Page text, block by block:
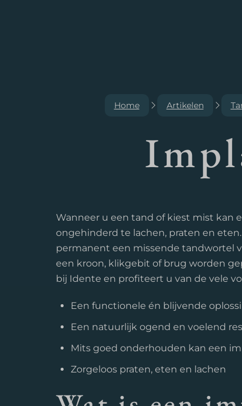
Home Artikelen
Wanneer u een tand of kiest mist kan
ongehinderd te lachen, praten en
permanent een missende tandwortel
een kroon, klikgebit of brug worden
bij Idente en profiteert u van de vele
Een functionele én blijvende
Een natuurlijk ogend en voelend
Mits goed onderhouden kan een
Zorgeloos praten, eten en lachen